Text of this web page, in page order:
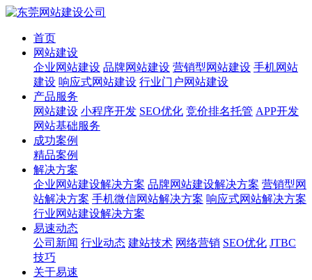
首页
网站建设
企业网站建设 品牌网站建设 营销型网站建设 手机网站
建设 响应式网站建设 行业门户网站建设
产品服务
网站建设 小程序开发 SEO优化 竞价排名托管 APP开发
网站基础服务
成功案例
精品案例
解决方案
企业网站建设解决方案 品牌网站建设解决方案 营销型网
站解决方案 手机微信网站解决方案 响应式网站解决方案
行业网站建设解决方案
易速动态
公司新闻 行业动态 建站技术 网络营销 SEO优化 JTBC
技巧
关于易速